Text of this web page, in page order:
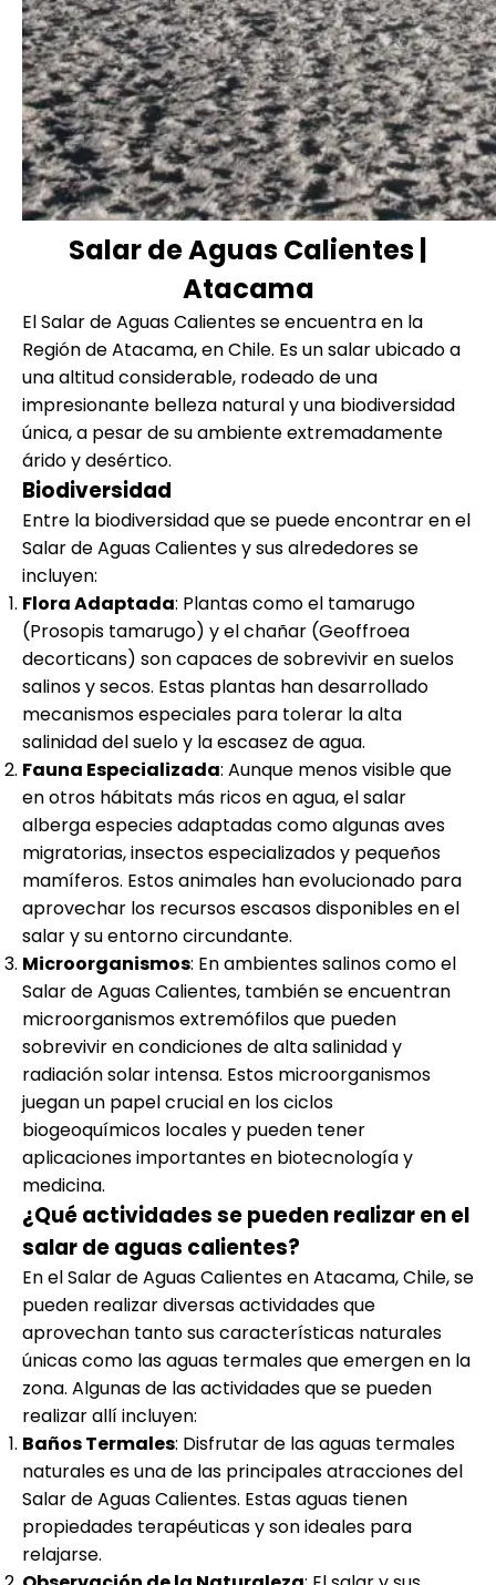
Salar de Aguas Calientes |
Atacama
El Salar de Aguas Calientes se encuentra en la
Región de Atacama, en Chile. Es un salar ubicado a
una altitud considerable, rodeado de una
impresionante belleza natural y una biodiversidad
única, a pesar de su ambiente extremadamente
árido y desértico.
Biodiversidad
Entre la biodiversidad que se puede encontrar en el
Salar de Aguas Calientes y sus alrededores se
incluyen:
Flora Adaptada: Plantas como el tamarugo
(Prosopis tamarugo) y el chañar (Geoffroea
decorticans) son capaces de sobrevivir en suelos
salinos y secos. Estas plantas han desarrollado
mecanismos especiales para tolerar la alta
salinidad del suelo y la escasez de agua.
Fauna Especializada: Aunque menos visible que
en otros hábitats más ricos en agua, el salar
alberga especies adaptadas como algunas aves
migratorias, insectos especializados y pequeños
mamíferos. Estos animales han evolucionado para
aprovechar los recursos escasos disponibles en el
salar y su entorno circundante.
Microorganismos: En ambientes salinos como el
Salar de Aguas Calientes, también se encuentran
microorganismos extremófilos que pueden
sobrevivir en condiciones de alta salinidad y
radiación solar intensa. Estos microorganismos
juegan un papel crucial en los ciclos
biogeoquímicos locales y pueden tener
aplicaciones importantes en biotecnología y
medicina.
¿Qué actividades se pueden realizar en el
salar de aguas calientes?
En el Salar de Aguas Calientes en Atacama, Chile, se
pueden realizar diversas actividades que
aprovechan tanto sus características naturales
únicas como las aguas termales que emergen en la
zona. Algunas de las actividades que se pueden
realizar allí incluyen:
Baños Termales: Disfrutar de las aguas termales
naturales es una de las principales atracciones del
Salar de Aguas Calientes. Estas aguas tienen
propiedades terapéuticas y son ideales para
relajarse.